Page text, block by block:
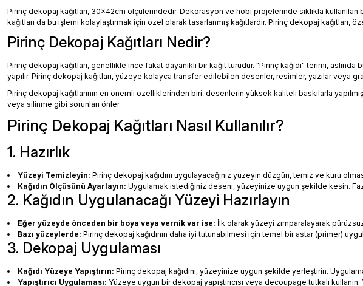
Pirinç dekopaj kağıtları, 30x42cm ölçülerindedir. Dekorasyon ve hobi projelerinde sıklıkla
kağıtları da bu işlemi kolaylaştırmak için özel olarak tasarlanmış kağıtlardır. Pirinç dekopaj
Pirinç Dekopaj Kağıtları Nedir?
Pirinç dekopaj kağıtları, genellikle ince fakat dayanıklı bir kağıt türüdür. "Pirinç kağıdı" terimi, aslında
yapılır. Pirinç dekopaj kağıtları, yüzeye kolayca transfer edilebilen desenler, resimler, yazılar veya
Pirinç dekopaj kağıtlarının en önemli özelliklerinden biri, desenlerin yüksek kaliteli baskılarla
veya silinme gibi sorunları önler.
Pirinç Dekopaj Kağıtları Nasıl Kullanılır?
1. Hazırlık
Yüzeyi Temizleyin: Pirinç dekopaj kağıdını uygulayacağınız yüzeyin düzgün, temiz ve kuru
Kağıdın Ölçüsünü Ayarlayın: Uygulamak istediğiniz deseni, yüzeyinize uygun şekilde kesin.
2. Kağıdın Uygulanacağı Yüzeyi Hazırlayın
Eğer yüzeyde önceden bir boya veya vernik var ise: İlk olarak yüzeyi zımparalayarak
Bazı yüzeylerde: Pirinç dekopaj kağıdının daha iyi tutunabilmesi için temel bir astar (primer)
3. Dekopaj Uygulaması
Kağıdı Yüzeye Yapıştırın: Pirinç dekopaj kağıdını, yüzeyinize uygun şekilde yerleştirin.
Yapıştırıcı Uygulaması: Yüzeye uygun bir dekopaj yapıştırıcısı veya decoupage tutkalı